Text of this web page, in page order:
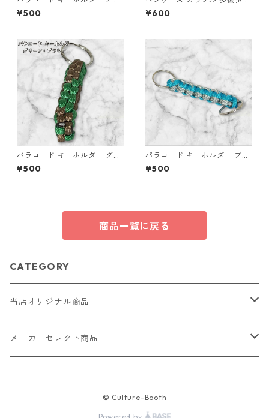
ンジ ブラウン系 編み込み s35
¥500
箱 ファスナー6本 s11
¥600
パラコード キーホルダー グリ
ーン ブラウン 編み込み s24
¥500
パラコード キーホルダー ブル
ー グレー ホワイト 編み込み s
36 アウトドア
¥500
商品一覧に戻る
CATEGORY
当店オリジナル商品
レザー（革）
メーカーセレクト商品
© Culture-Booth